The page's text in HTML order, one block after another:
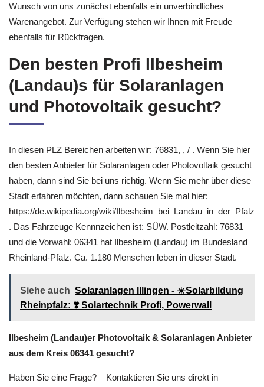
Wunsch von uns zunächst ebenfalls ein unverbindliches
Warenangebot. Zur Verfügung stehen wir Ihnen mit Freude
ebenfalls für Rückfragen.
Den besten Profi Ilbesheim
(Landau)s für Solaranlagen
und Photovoltaik gesucht?
In diesen PLZ Bereichen arbeiten wir: 76831, , / . Wenn Sie hier
den besten Anbieter für Solaranlagen oder Photovoltaik gesucht
haben, dann sind Sie bei uns richtig. Wenn Sie mehr über diese
Stadt erfahren möchten, dann schauen Sie mal hier:
https://de.wikipedia.org/wiki/Ilbesheim_bei_Landau_in_der_Pfalz
. Das Fahrzeuge Kennnzeichen ist: SÜW. Postleitzahl: 76831
und die Vorwahl: 06341 hat Ilbesheim (Landau) im Bundesland
Rheinland-Pfalz. Ca. 1.180 Menschen leben in dieser Stadt.
Siehe auch Solaranlagen Illingen - ☀️Solarbildung
Rheinpfalz: ❣️ Solartechnik Profi, Powerwall
Ilbesheim (Landau)er Photovoltaik & Solaranlagen Anbieter
aus dem Kreis 06341 gesucht?
Haben Sie eine Frage? – Kontaktieren Sie uns direkt in